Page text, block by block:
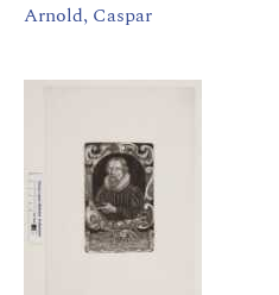
Arnold, Caspar